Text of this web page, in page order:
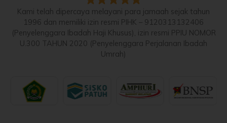
Kami telah dipercaya melayani para jamaah sejak tahun
1996 dan memiliki izin resmi PIHK – 9120313132406
(Penyelenggara Ibadah Haji Khusus), izin resmi PPIU NOMOR
U.300 TAHUN 2020 (Penyelenggara Perjalanan Ibadah
Umrah)